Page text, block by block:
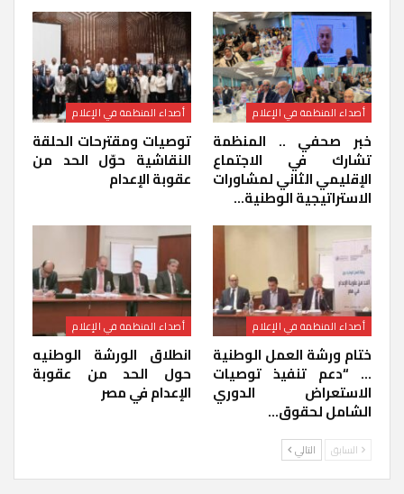
أصداء المنظمة في الإعلام
خبر صحفي .. المنظمة
تشارك في الاجتماع
الإقليمي الثاني لمشاورات
الاستراتيجية الوطنية…
أصداء المنظمة في الإعلام
توصيات ومقترحات الحلقة
النقاشية حوّل الحد من
عقوبة الإعدام
أصداء المنظمة في الإعلام
ختام ورشة العمل الوطنية
… “دعم تنفيذ توصيات
الاستعراض الدوري
الشامل لحقوق…
أصداء المنظمة في الإعلام
انطلاق الورشة الوطنيه
حول الحد من عقوبة
الإعدام في مصر
السابق التالي